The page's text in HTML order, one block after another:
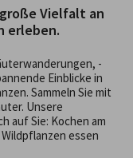
Vielfalt an
erleben.
-
Einblicke in
Sammeln Sie mit
Unsere
auf Sie: Kochen am
essen